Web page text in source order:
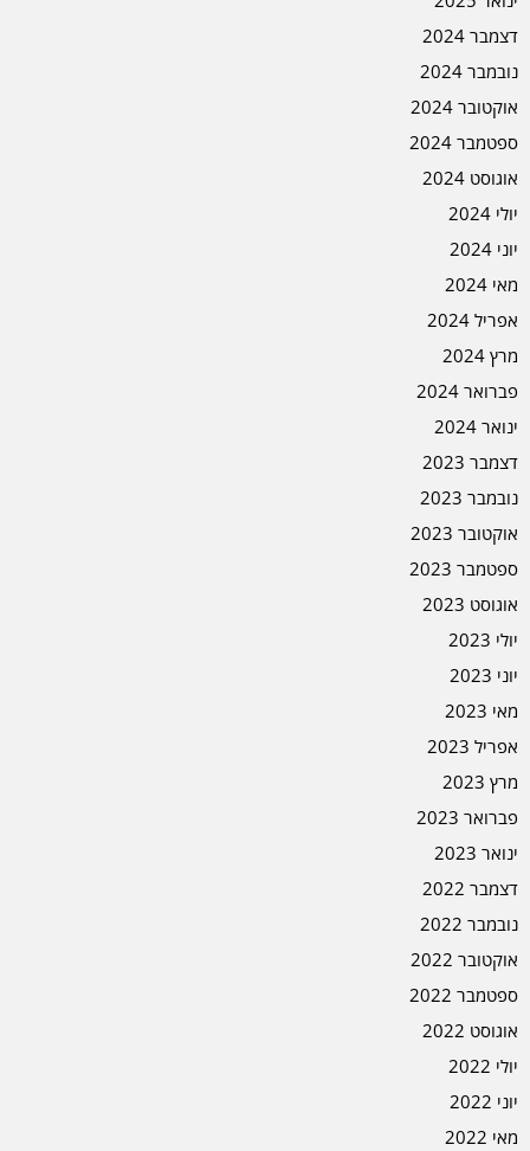
דצמבר 2024
נובמבר 2024
אוקטובר 2024
ספטמבר 2024
אוגוסט 2024
יולי 2024
יוני 2024
מאי 2024
אפריל 2024
מרץ 2024
פברואר 2024
ינואר 2024
דצמבר 2023
נובמבר 2023
אוקטובר 2023
ספטמבר 2023
אוגוסט 2023
יולי 2023
יוני 2023
מאי 2023
אפריל 2023
מרץ 2023
פברואר 2023
ינואר 2023
דצמבר 2022
נובמבר 2022
אוקטובר 2022
ספטמבר 2022
אוגוסט 2022
יולי 2022
יוני 2022
מאי 2022